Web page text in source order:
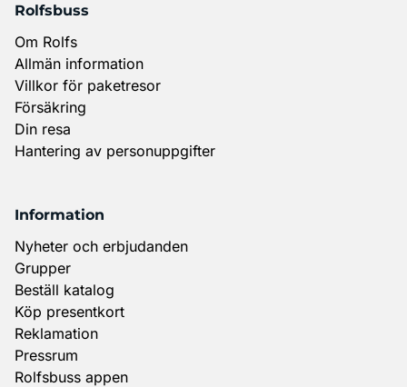
Rolfsbuss
Om Rolfs
Allmän information
Villkor för paketresor
Försäkring
Din resa
Hantering av personuppgifter
Information
Nyheter och erbjudanden
Grupper
Beställ katalog
Köp presentkort
Reklamation
Pressrum
Rolfsbuss appen